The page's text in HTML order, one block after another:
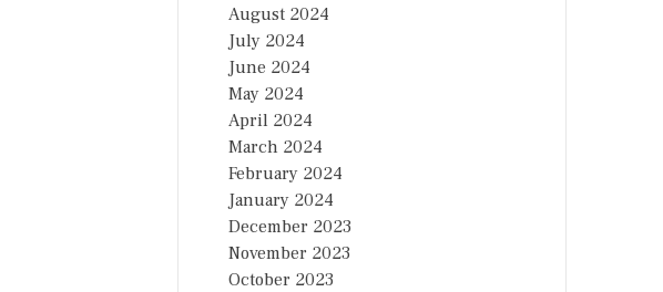
August 2024
July 2024
June 2024
May 2024
April 2024
March 2024
February 2024
January 2024
December 2023
November 2023
October 2023